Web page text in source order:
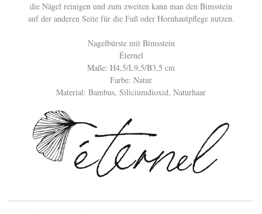
die Nägel reinigen und zum zweiten kann man den Bimsstein
auf der anderen Seite für die Fuß oder Hornhautpflege nutzen.
Nagelbürste mit Bimsstein
Éternel
Maße: H4,5/L9,5/B3,5 cm
Farbe: Natur
Material: Bambus, Siliciumdioxid, Naturhaar